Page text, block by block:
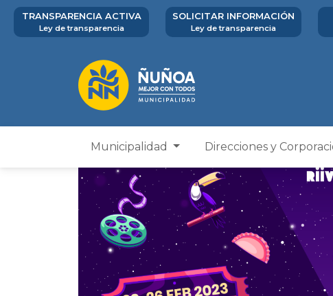
TRANSPARENCIA ACTIVA
Ley de transparencia
SOLICITAR INFORMACIÓN
Ley de transparencia
Municipalidad Direcciones y